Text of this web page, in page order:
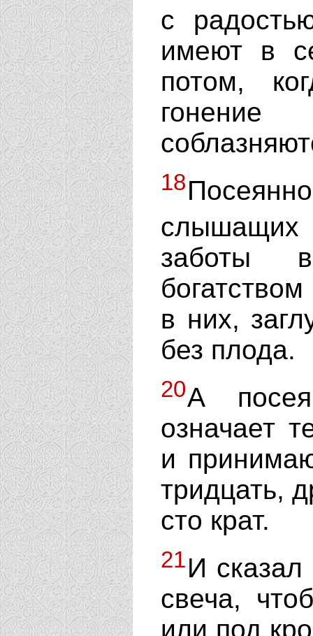
с
имеют в
потом,
18
заботы
в них,
без плода.
20А
означает
и
тридцать,
сто крат.
21И сказал
свеча,
или под